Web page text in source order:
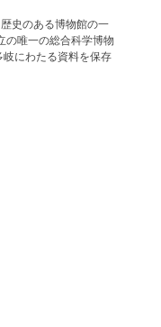
歴史のある博物館の一
の唯一の総合科学博物
岐にわたる資料を保存